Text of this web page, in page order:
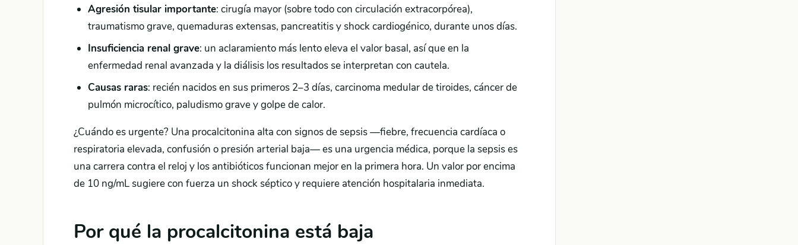
Agresión tisular importante: cirugía mayor (sobre todo con circulación extracorpórea),
traumatismo grave, quemaduras extensas, pancreatitis y shock cardiogénico, durante unos días.
Insuficiencia renal grave: un aclaramiento más lento eleva el valor basal, así que en la
enfermedad renal avanzada y la diálisis los resultados se interpretan con cautela.
Causas raras: recién nacidos en sus primeros 2–3 días, carcinoma medular de tiroides, cáncer de
pulmón microcítico, paludismo grave y golpe de calor.
¿Cuándo es urgente? Una procalcitonina alta con signos de sepsis —fiebre, frecuencia cardíaca o
respiratoria elevada, confusión o presión arterial baja— es una urgencia médica, porque la sepsis es
una carrera contra el reloj y los antibióticos funcionan mejor en la primera hora. Un valor por encima
de 10 ng/mL sugiere con fuerza un shock séptico y requiere atención hospitalaria inmediata.
Por qué la procalcitonina está baja